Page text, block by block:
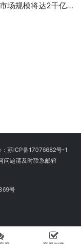
2千亿，你的上车了吗？
苏ICP备17076682号-1
问题请及时联系邮箱
号